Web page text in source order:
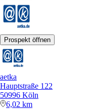
Prospekt öffnen
aetka
Hauptstraße 122
50996 Köln
6,02 km